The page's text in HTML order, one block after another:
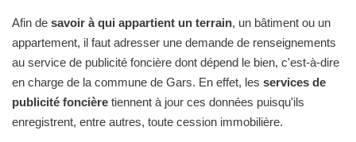
Afin de savoir à qui appartient un terrain, un bâtiment ou un
appartement, il faut adresser une demande de renseignements
au service de publicité foncière dont dépend le bien, c'est-à-dire
en charge de la commune de Gars. En effet, les services de
publicité foncière tiennent à jour ces données puisqu'ils
enregistrent, entre autres, toute cession immobilière.